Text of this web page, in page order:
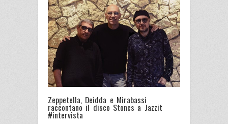
Zeppetella, Deidda e Mirabassi
raccontano il disco Stones a Jazzit
#intervista